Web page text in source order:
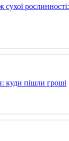
рослинності:
куди пішли гроші